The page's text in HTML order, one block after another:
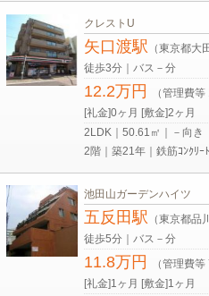
クレストU
矢口渡駅
（東京都大
徒歩3分｜バス－分
12.2万円
（管理費等
[礼金]0ヶ月 [敷金]2ヶ月
2LDK｜50.61㎡｜－向き
2階｜築21年｜鉄筋ｺﾝｸﾘｰ
池田山ガーデンハイツ
五反田駅
（東京都品
徒歩5分｜バス－分
11.8万円
（管理費等
[礼金]1ヶ月 [敷金]1ヶ月